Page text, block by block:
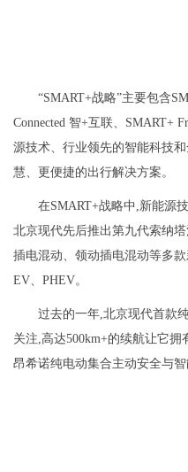
“SMART+战略”主要包含
Connected 智+互联、SMART+
源技术、行业领先的智能科技
慧、更便捷的出行解决方案。
在SMART+战略中,新能源
北京现代先后推出第九代索纳
插电混动、领动插电混动等多
EV、PHEV。
过去的一年,北京现代首款
关注,高达500km+的续航让它
昂希诺纯电动集合主动安全与